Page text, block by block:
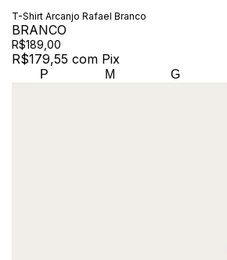
T-Shirt Arcanjo Rafael Branco
BRANCO
R$189,00
R$179,55 com Pix
P M G